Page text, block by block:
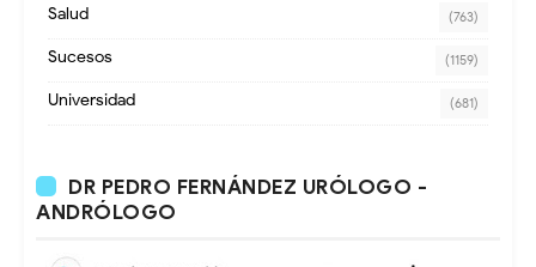
Salud (763)
Sucesos (1159)
Universidad (681)
DR PEDRO FERNÁNDEZ URÓLOGO -
ANDRÓLOGO